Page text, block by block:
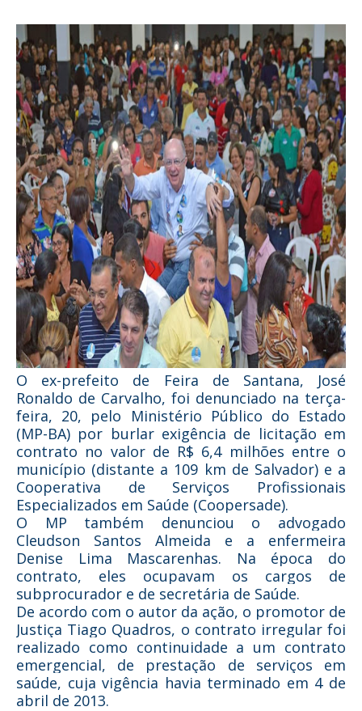
O ex-prefeito de Feira de Santana, José
Ronaldo de Carvalho, foi denunciado na terça-
feira, 20, pelo Ministério Público do Estado
(MP-BA) por burlar exigência de licitação em
contrato no valor de R$ 6,4 milhões entre o
município (distante a 109 km de Salvador) e a
Cooperativa de Serviços Profissionais
Especializados em Saúde (Coopersade).
O MP também denunciou o advogado
Cleudson Santos Almeida e a enfermeira
Denise Lima Mascarenhas. Na época do
contrato, eles ocupavam os cargos de
subprocurador e de secretária de Saúde.
De acordo com o autor da ação, o promotor de
Justiça Tiago Quadros, o contrato irregular foi
realizado como continuidade a um contrato
emergencial, de prestação de serviços em
saúde, cuja vigência havia terminado em 4 de
abril de 2013.